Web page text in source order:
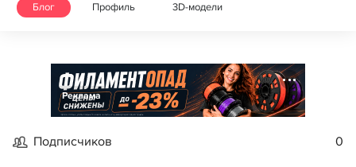
Блог Профиль 3D-модели
Реклама
Подписчиков 0